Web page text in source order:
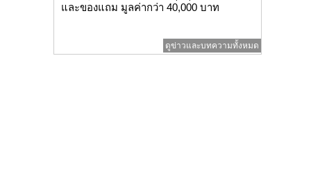
และของแถม มูลค่ากว่า 40,000 บาท
ดูข่าวและบทความทั้งหมด